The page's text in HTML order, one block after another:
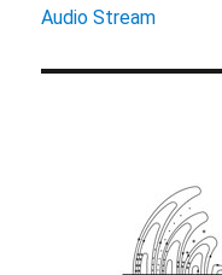
Audio Stream